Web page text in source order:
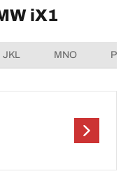
iX1
JKL MNO